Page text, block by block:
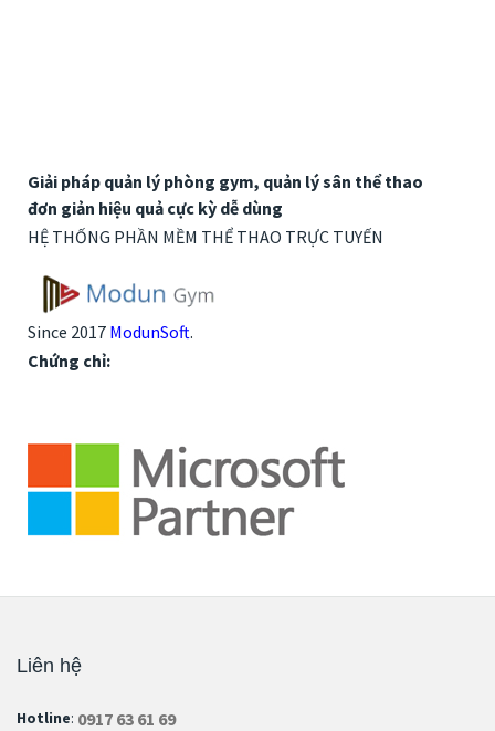
Giải pháp quản lý phòng gym, quản lý sân thể thao
đơn giản hiệu quả cực kỳ dễ dùng
HỆ THỐNG PHẦN MỀM THỂ THAO TRỰC TUYẾN
Since 2017 ModunSoft.
Chứng chỉ:
Liên hệ
Hotline: 0917 63 61 69